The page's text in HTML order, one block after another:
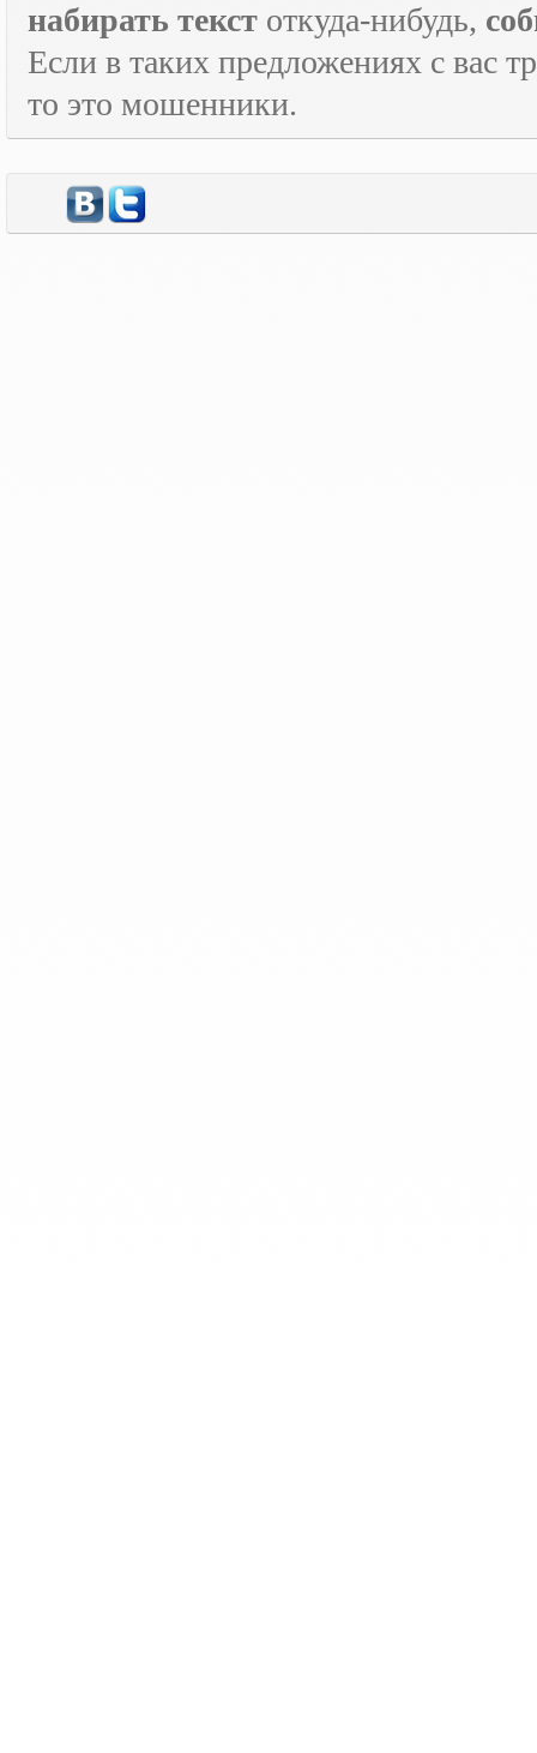
набирать текст откуда-нибудь,
Если в таких предложениях с вас
то это мошенники.